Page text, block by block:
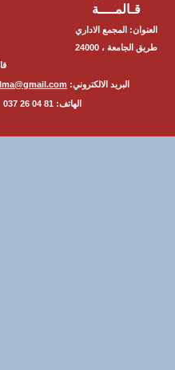
المجمع الاداري
طريق الجامعة ، 24000
البريد الالكتروني:dcwguelma@gmail.com